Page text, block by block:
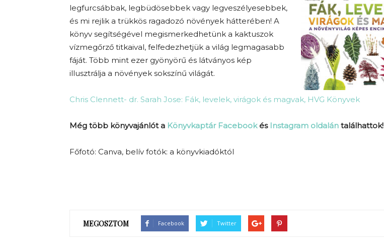
legfurcsábbak, legbüdösebbek vagy legveszélyesebbek,
és mi rejlik a trükkös ragadozó növények hátterében! A
könyv segítségével megismerkedhetünk a kaktuszok
vízmegőrző titkaival, felfedezhetjük a világ legmagasabb
fáját. Több mint ezer gyönyörű és látványos kép
illusztrálja a növények sokszínű világát.
Chris Clennett- dr. Sarah Jose: Fák, levelek, virágok és magvak, HVG Könyvek
Még több könyvajánlót a Könyvkaptár Facebookés Instagram oldalán találhattok!
Főfotó: Canva, belív fotók: a könyvkiadóktól
MEGOSZTOM Facebook Twitter